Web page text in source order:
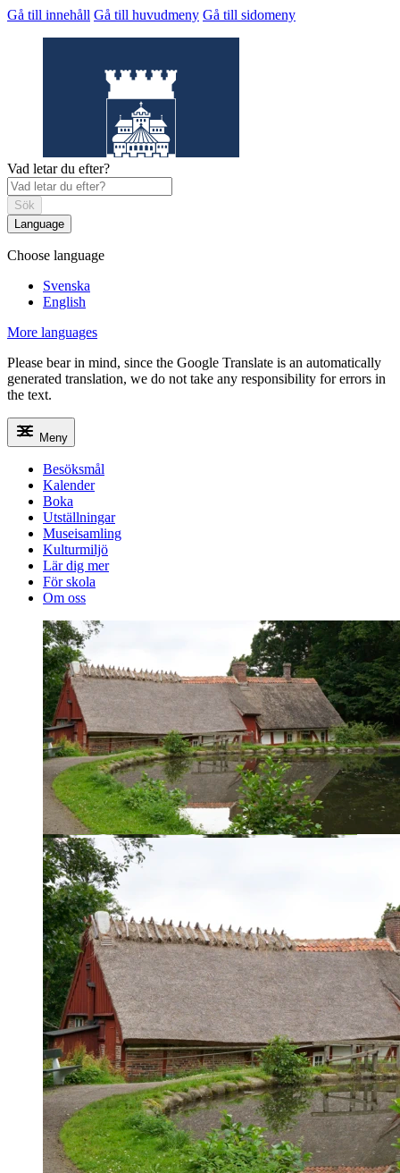
Gå till innehåll Gå till huvudmeny Gå till sidomeny
Helsingborgs museum
Vad letar du efter?
Sök
Language
Choose language
Svenska
English
More languages
Please bear in mind, since the Google Translate is an automatically
generated translation, we do not take any responsibility for errors in
the text.
Meny
Besöksmål
Kalender
Boka
Utställningar
Museisamling
Kulturmiljö
Lär dig mer
För skola
Om oss